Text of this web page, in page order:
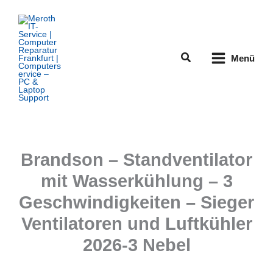
Inhalt
springen
Suchen Menü
Brandson – Standventilator
mit Wasserkühlung – 3
Geschwindigkeiten – Sieger
Ventilatoren und Luftkühler
2026-3 Nebel